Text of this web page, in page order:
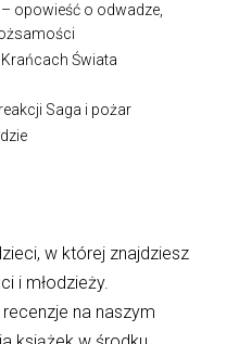
opowieść o odwadze,
Krańcach Świata
Saga i pożar
w której znajdziesz
i młodzieży.
na naszym